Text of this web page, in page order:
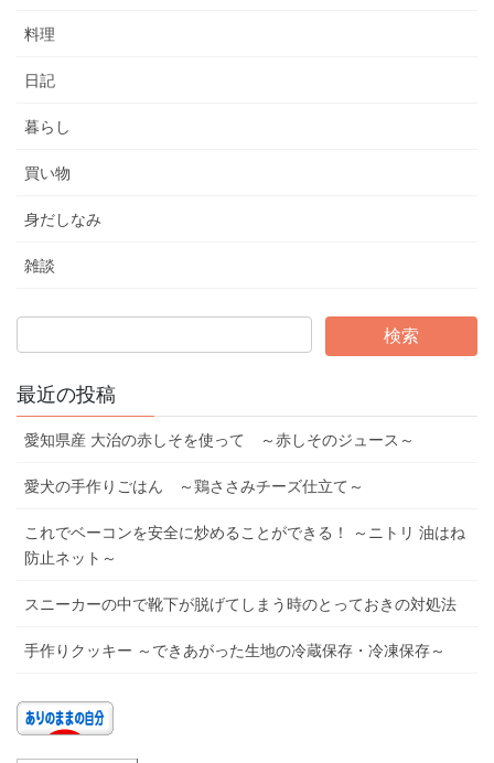
料理
日記
暮らし
買い物
身だしなみ
雑談
最近の投稿
愛知県産 大治の赤しそを使って ～赤しそのジュース～
愛犬の手作りごはん ～鶏ささみチーズ仕立て～
これでベーコンを安全に炒めることができる！ ～ニトリ 油はね
防止ネット～
スニーカーの中で靴下が脱げてしまう時のとっておきの対処法
手作りクッキー ～できあがった生地の冷蔵保存・冷凍保存～